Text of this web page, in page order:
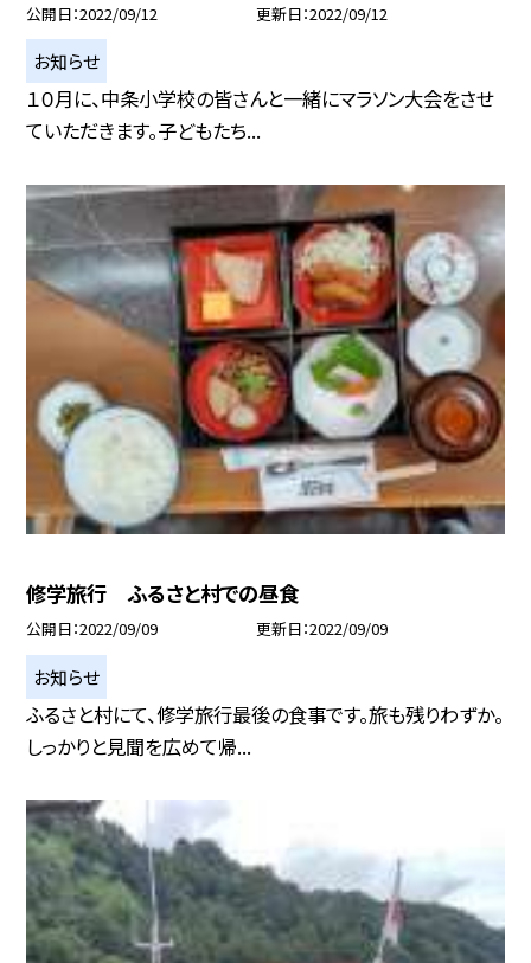
公開日 2022/09/12 更新日 2022/09/12
お知らせ
１０月に、中条小学校の皆さんと一緒にマラソン大会をさせ
ていただきます。子どもたち...
修学旅行 ふるさと村での昼食
公開日 2022/09/09 更新日 2022/09/09
お知らせ
ふるさと村にて、修学旅行最後の食事です。旅も残りわずか。
しっかりと見聞を広めて帰...